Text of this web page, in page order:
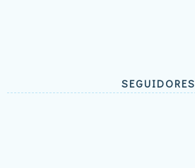
SEGUIDORES